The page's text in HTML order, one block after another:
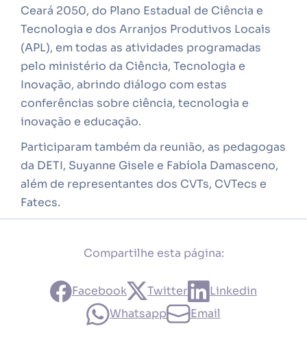
Ceará 2050, do Plano Estadual de Ciência e
Tecnologia e dos Arranjos Produtivos Locais
(APL), em todas as atividades programadas
pelo ministério da Ciência, Tecnologia e
Inovação, abrindo diálogo com estas
conferências sobre ciência, tecnologia e
inovação e educação.
Participaram também da reunião, as pedagogas
da DETI, Suyanne Gisele e Fabíola Damasceno,
além de representantes dos CVTs, CVTecs e
Fatecs.
Compartilhe esta página:
Facebook Twitter
Linkedin
Whatsapp
Email